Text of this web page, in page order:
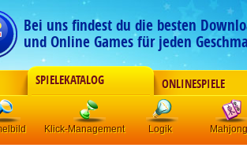
Bei uns findest du die besten
und Online Games für jeden
SPIELEKATALOG ONLINESPIELE
Klick-Management Logik Mahjong